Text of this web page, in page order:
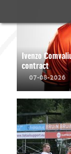
Ivenzo
contract
07-08-2026